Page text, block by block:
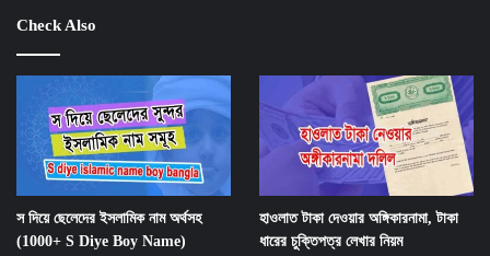
Check Also
স দিয়ে ছেলেদের ইসলামিক নাম অর্থসহ
(1000+ S Diye Boy Name)
হাওলাত টাকা দেওয়ার অঙ্গিকারনামা, টাকা
ধারের চুক্তিপত্র লেখার নিয়ম